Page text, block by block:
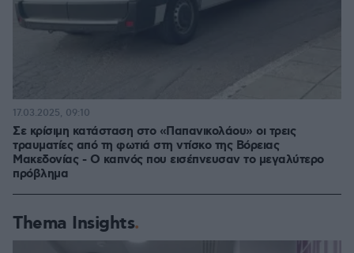
Σε κρίσιμη κατάσταση στο «Παπανικολάου» οι τρεις
τραυματίες από τη φωτιά στη ντίσκο της Βόρειας
Μακεδονίας - Ο καπνός που εισέπνευσαν το μεγαλύτερο
πρόβλημα
17.03.2025, 09:10
Thema Insights